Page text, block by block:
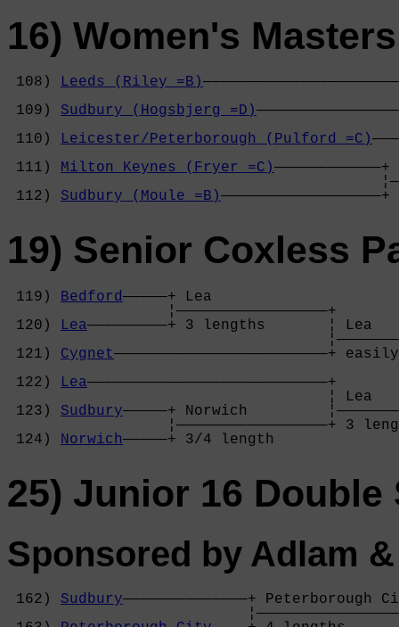
16) Women's
108) Leeds (Riley =B)
109) Sudbury (Hogsbjerg =D)
110)
Leicester/Peterborough (Pulford =C)
111) Milton Keynes (Fryer =C)
112) Sudbury (Moule =B)
19) Senior Coxless
119) Bedford—————+ Lea
                  ¦—————————————————+
120)
Lea—————————+ 3 lengths
121) Cygnet
122)
Lea
¦ Lea
123) Sudbury—————+ Norwich
¦—————————————————+
124) Norwich—————+ 3/4 length
25) Junior 16 Double
Sponsored by Adlam
162) Sudbury——————————————+